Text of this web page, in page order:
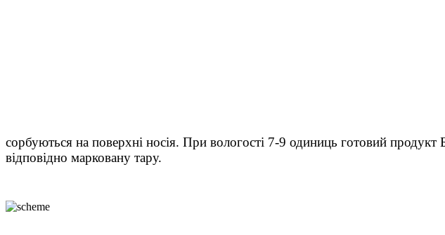
сорбуються на поверхні носія. При вологості 7-9 одиниць готовий
відповідно марковану тару.